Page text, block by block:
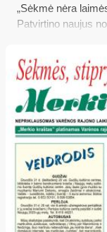
„Sėkmė nėra
Patvirtino naujus